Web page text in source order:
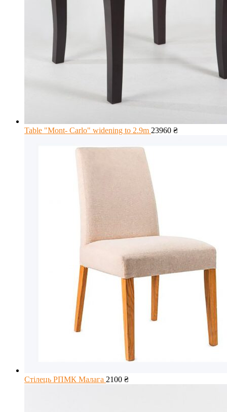
Table "Mont- Carlo" widening to 2.9m 23960 ₴
Стілець РПМК Малага 2100 ₴